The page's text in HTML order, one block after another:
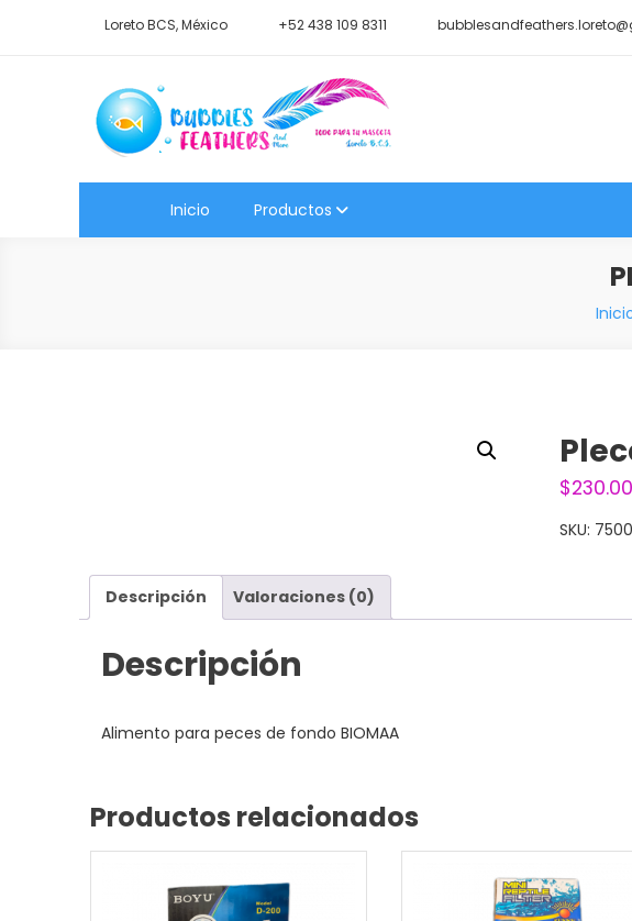
Loreto BCS, México +52 438 109 8311
Shop Bubbles Feathers And More
Inicio
Productos
$230.00
SKU:
Descripción Valoraciones (0)
Descripción
Alimento para peces de fondo BIOMAA
Productos relacionados